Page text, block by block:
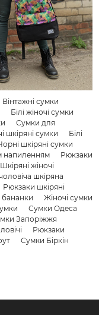
Вінтажні сумки
Білі жіночі сумки
Сумки для
шкіряні сумки
Білі
шкіряні сумки
напиленням
Рюкзаки
Шкіряні жіночі
шкіряна
Рюкзаки шкіряні
бананки
Жіночі сумки
Сумки Одеса
Запоріжжя
Рюкзаки
Сумки Біркін